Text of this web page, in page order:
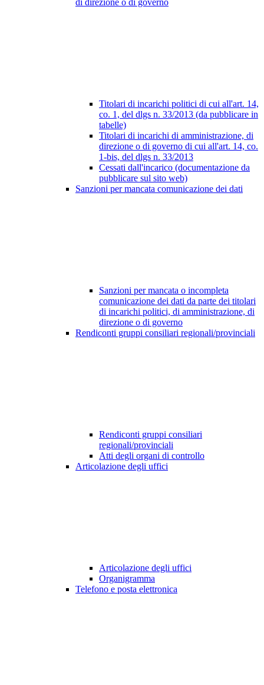
di direzione o di governo
Titolari di incarichi politici di cui all'art. 14,
co. 1, del dlgs n. 33/2013 (da pubblicare in
tabelle)
Titolari di incarichi di amministrazione, di
direzione o di governo di cui all'art. 14, co.
1-bis, del dlgs n. 33/2013
Cessati dall'incarico (documentazione da
pubblicare sul sito web)
Sanzioni per mancata comunicazione dei dati
Sanzioni per mancata o incompleta
comunicazione dei dati da parte dei titolari
di incarichi politici, di amministrazione, di
direzione o di governo
Rendiconti gruppi consiliari regionali/provinciali
Rendiconti gruppi consiliari
regionali/provinciali
Atti degli organi di controllo
Articolazione degli uffici
Articolazione degli uffici
Organigramma
Telefono e posta elettronica